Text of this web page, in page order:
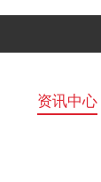
资讯中心